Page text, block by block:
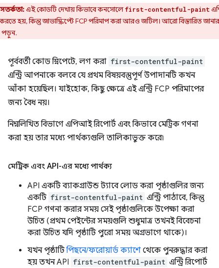
সতর্কতা:এই কোডটি দেখায় কিভাবে কনসোলেfirst-contentful-paint
হয়, কিন্তু জাভাস্ক্রিপ্টে FCP পরিমাপ করা আরও জটিল। আরো বিস্তারিত জানার
পড়ুন.
পূর্ববর্তী কোড স্নিপেটে, লগ করা first-contentful-paint
এন্ট্রি আপনাকে বলবে যে প্রথম বিষয়বস্তুপূর্ণ উপাদানটি কখন
আঁকা হয়েছিল। যাইহোক, কিছু ক্ষেত্রে এই এন্ট্রি FCP পরিমাপের
জন্য বৈধ নয়।
নিম্নলিখিত বিভাগে এপিআই রিপোর্ট এবং কিভাবে মেট্রিক গণনা
করা হয় তার মধ্যে পার্থক্যগুলি তালিকাভুক্ত করে৷
মেট্রিক এবং API-এর মধ্যে পার্থক্য
API একটি ব্যাকগ্রাউন্ড ট্যাবে লোড করা পৃষ্ঠাগুলির জন্য
একটি first-contentful-paint এন্ট্রি পাঠাবে, কিন্তু
FCP গণনা করার সময় সেই পৃষ্ঠাগুলিকে উপেক্ষা করা
উচিত (প্রথম পেইন্টের সময়গুলি শুধুমাত্র তখনই বিবেচনা
করা উচিত যদি পৃষ্ঠাটি পুরো সময় অগ্রভাগে থাকে)।
যখন পৃষ্ঠাটিপিছনে/ফরোয়ার্ড ক্যাশে থেকে পুনরুদ্ধার করা
হয় তখন API first-contentful-paint এন্ট্রি রিপোর্ট